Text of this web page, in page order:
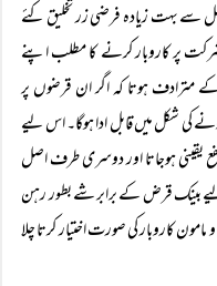
سے بہت زیادہ فرضی زر تخلیق کئے
شرکت پر کاروبار کرنے کا مطلب اپنے
ہوتا کہ اگر ان قرضوں پر
کی شکل میں قابل ادا ہوگا۔ اس لیے
ہوجاتا اور دوسری طرف اصل
بینک قرض کے برابر شے بطور رہن
کاروبار کی صورت اختیار کرتا چلا